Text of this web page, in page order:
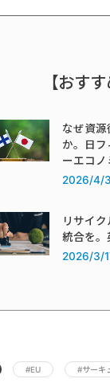
【おす
なぜ資
か。日フ
ーエコノ
2026/4/3
リサイ
統合を。
2026/3/
#EU #サーキ